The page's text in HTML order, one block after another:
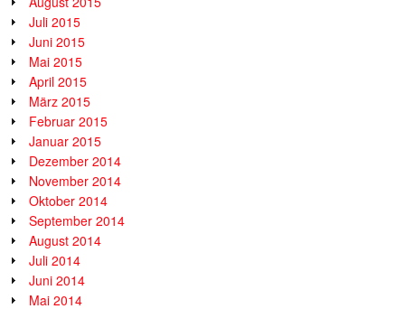
Juli 2015
Juni 2015
Mai 2015
April 2015
März 2015
Februar 2015
Januar 2015
Dezember 2014
November 2014
Oktober 2014
September 2014
August 2014
Juli 2014
Juni 2014
Mai 2014